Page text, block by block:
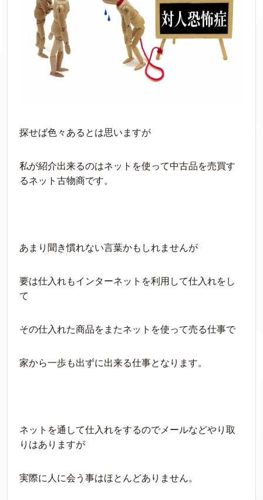
探せば色々あるとは思いますが
私が紹介出来るのはネットを使って中古品を売買す
るネット古物商です。
あまり聞き慣れない言葉かもしれませんが
要は仕入れもインターネットを利用して仕入れをし
て
その仕入れた商品をまたネットを使って売る仕事で
家から一歩も出ずに出来る仕事となります。
ネットを通して仕入れをするのでメールなどやり取
りはありますが
実際に人に会う事はほとんどありません。